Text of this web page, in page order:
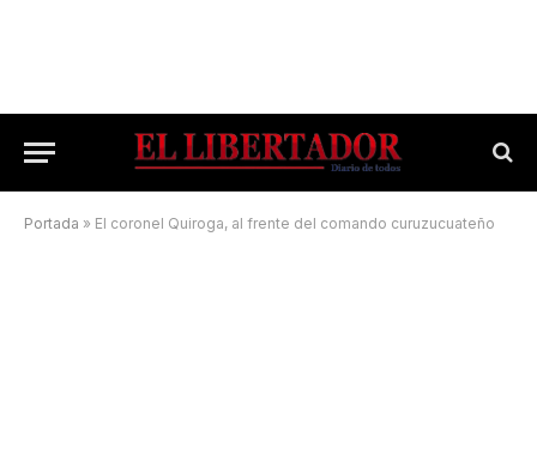
Portada » El coronel Quiroga, al frente del comando curuzucuateño